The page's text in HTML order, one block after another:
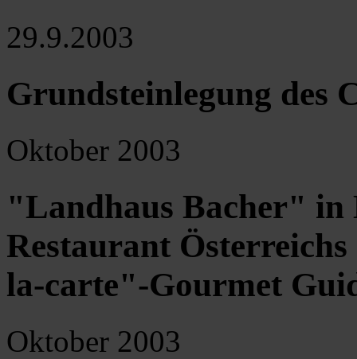
29.9.2003
Grundsteinlegung des
Oktober 2003
"Landhaus Bacher" in
Restaurant
la-carte"-Gourmet
Oktober 2003